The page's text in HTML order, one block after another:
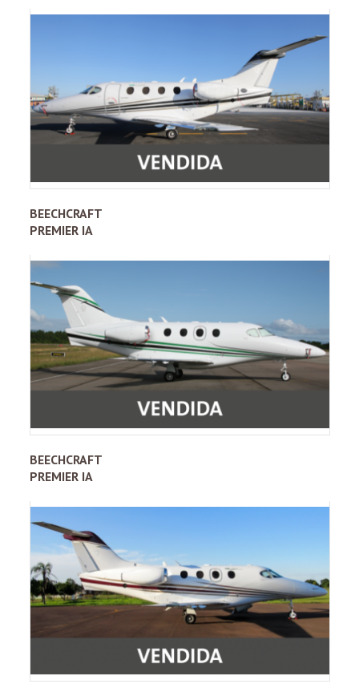
BEECHCRAFT
PREMIER IA
BEECHCRAFT
PREMIER IA